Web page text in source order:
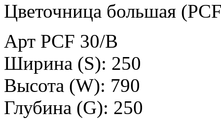
Цветочница большая
Арт PCF 30/B
Ширина (S): 250
Высота (W): 790
Глубина (G): 250